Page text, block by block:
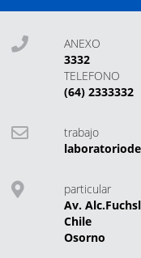
ANEXO
3332
TELEFONO
(64) 2333332
trabajo
particular
Av.
Chile
Osorno